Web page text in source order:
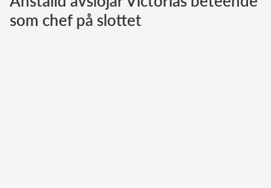
Norska kungahuset
som chef på slottet